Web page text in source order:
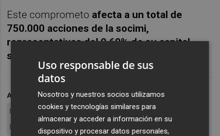
Este comprometo afecta a un total de
750.000 acciones de la socimi,
representativas del 0,60% de su capital
social.
ARCHIVADO EN MERLÍN PROPERTIES MERLÍN MAB
MARKETFIELD ASSEG MANAGEMENT
MARKETFIELD MERLÍN
EJF CAPITAL
Uso responsable de sus
datos
Nosotros y nuestros socios utilizamos
cookies y tecnologías similares para
almacenar y acceder a información en su
dispositivo y procesar datos personales,